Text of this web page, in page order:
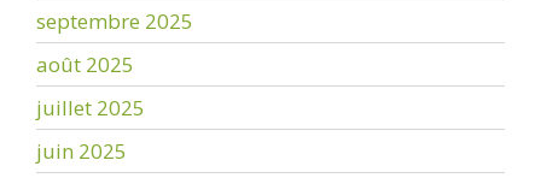
septembre 2025
août 2025
juillet 2025
juin 2025